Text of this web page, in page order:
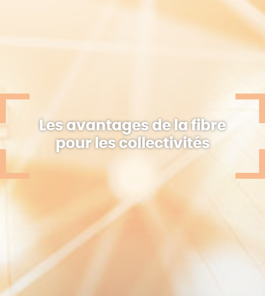
Les avantages de la fibre
pour les collectivités